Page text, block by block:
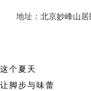
地址： 北京妙峰山居
这个夏天
让脚步与味蕾